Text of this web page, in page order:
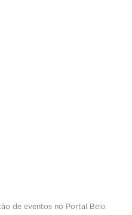
de eventos no Portal Belo